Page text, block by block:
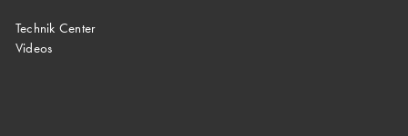
Technik Center
Videos